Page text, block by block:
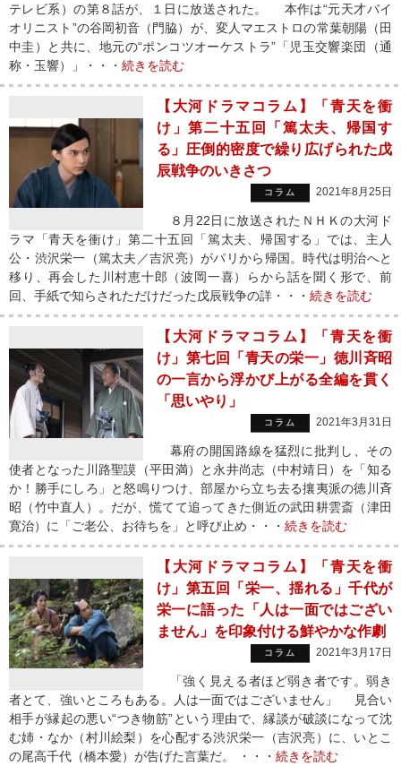
テレビ系）の第８話が、１日に放送された。 本作は“元天才バイ
オリニスト”の谷岡初音（門脇）が、変人マエストロの常葉朝陽（田
中圭）と共に、地元の“ポンコツオーケストラ”「児玉交響楽団（通
称・玉響）」・・・ 続きを読む
【大河ドラマコラム】「青天を衝
け」第二十五回「篤太夫、帰国す
る」圧倒的密度で繰り広げられた戊
辰戦争のいきさつ
コラム 2021年8月25日
８月22日に放送されたＮＨＫの大河ド
ラマ「青天を衝け」第二十五回「篤太夫、帰国する」では、主人
公・渋沢栄一（篤太夫／吉沢亮）がパリから帰国。時代は明治へと
移り、再会した川村恵十郎（波岡一喜）らから話を聞く形で、前
回、手紙で知らされただけだった戊辰戦争の詳・・・ 続きを読む
【大河ドラマコラム】「青天を衝
け」第七回「青天の栄一」徳川斉昭
の一言から浮かび上がる全編を貫く
「思いやり」
コラム 2021年3月31日
幕府の開国路線を猛烈に批判し、その
使者となった川路聖謨（平田満）と永井尚志（中村靖日）を「知る
か！勝手にしろ」と怒鳴りつけ、部屋から立ち去る攘夷派の徳川斉
昭（竹中直人）。だが、慌てて追ってきた側近の武田耕雲斎（津田
寛治）に「ご老公、お待ちを」と呼び止め・・・ 続きを読む
【大河ドラマコラム】「青天を衝
け」第五回「栄一、揺れる」千代が
栄一に語った「人は一面ではござい
ません」を印象付ける鮮やかな作劇
コラム 2021年3月17日
「強く見える者ほど弱き者です。弱き
者とて、強いところもある。人は一面ではございません」 見合い
相手が縁起の悪い“つき物筋”という理由で、縁談が破談になって沈
む姉・なか（村川絵梨）を心配する渋沢栄一（吉沢亮）に、いとこ
の尾高千代（橋本愛）が告げた言葉だ。 ・・・ 続きを読む